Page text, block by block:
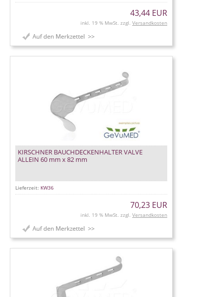
43,44 EUR
inkl. 19 % MwSt. zzgl. Versandkosten
KIRSCHNER BAUCHDECKENHALTER VALVE
ALLEIN 60 mm x 82 mm
Lieferzeit: KW36
70,23 EUR
inkl. 19 % MwSt. zzgl. Versandkosten